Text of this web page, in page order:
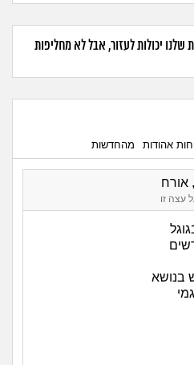
יכולות לעזור, אבל לא מחליפות
אהודות מהחדשות
עצה זו
בנושא